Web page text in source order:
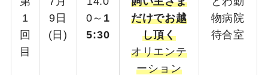
1
回
目
9日
(日)
0～ 1
5:30
だけでお越
し頂く
オリエンテ
ーション
物病院
待合室